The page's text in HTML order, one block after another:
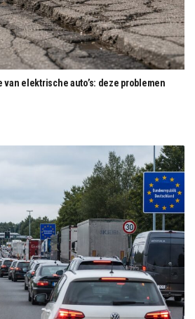
elektrische auto’s: deze problemen